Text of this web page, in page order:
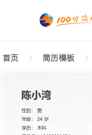
首页 简历模板
正在查看中级测试